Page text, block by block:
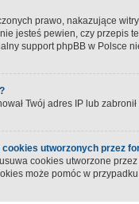
prawo, nakazujące
jesteś pewien, czy przepis
support phpBB w Polsce
Twój adres IP lub
utworzonych przez
cookies utworzone
może pomóc w